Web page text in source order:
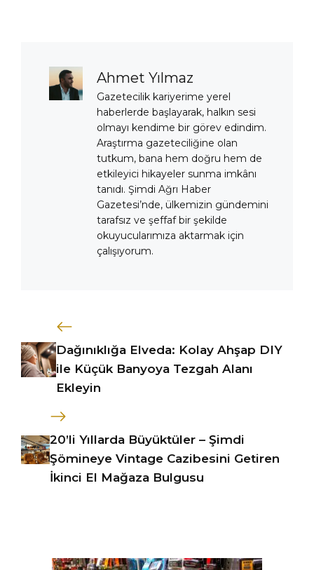
Ahmet Yılmaz
Gazetecilik kariyerime yerel
haberlerde başlayarak, halkın sesi
olmayı kendime bir görev edindim.
Araştırma gazeteciliğine olan
tutkum, bana hem doğru hem de
etkileyici hikayeler sunma imkânı
tanıdı. Şimdi Ağrı Haber
Gazetesi’nde, ülkemizin gündemini
tarafsız ve şeffaf bir şekilde
okuyucularımıza aktarmak için
çalışıyorum.
Dağınıklığa Elveda: Kolay Ahşap DIY
ile Küçük Banyoya Tezgah Alanı
Ekleyin
20’li Yıllarda Büyüktüler – Şimdi
Şömineye Vintage Cazibesini Getiren
İkinci El Mağaza Bulgusu